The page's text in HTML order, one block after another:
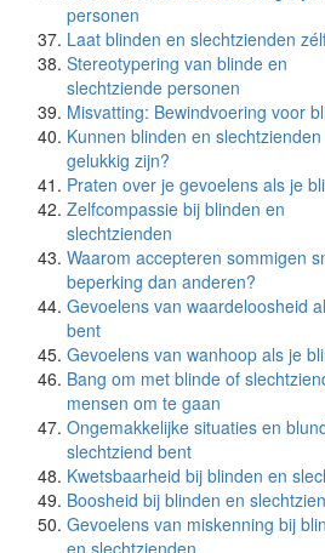
personen
Laat blinden en slechtzienden
Stereotypering van blinde en
slechtziende personen
Misvatting: Bewindvoering voor
Kunnen blinden en slechtzienden
gelukkig zijn?
Praten over je gevoelens als je
Zelfcompassie bij blinden en
slechtzienden
Waarom accepteren sommigen
beperking dan anderen?
Gevoelens van waardeloosheid
bent
Gevoelens van wanhoop als je
Bang om met blinde of
mensen om te gaan
Ongemakkelijke situaties en
slechtziend bent
Kwetsbaarheid bij blinden en
Boosheid bij blinden en
Gevoelens van miskenning bij
en slechtzienden